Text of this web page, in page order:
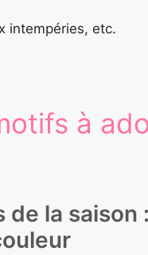
intempéries, etc.
à
de la saison